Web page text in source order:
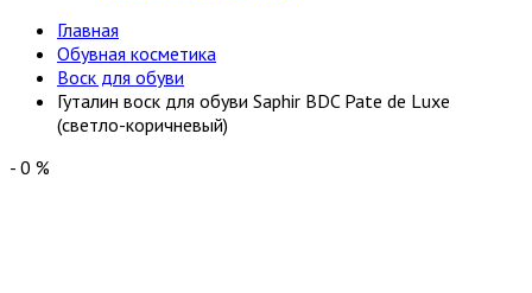
Главная
Обувная косметика
Воск для обуви
Гуталин воск для обуви Saphir BDC Pate de Luxe
(светло-коричневый)
- 0 %